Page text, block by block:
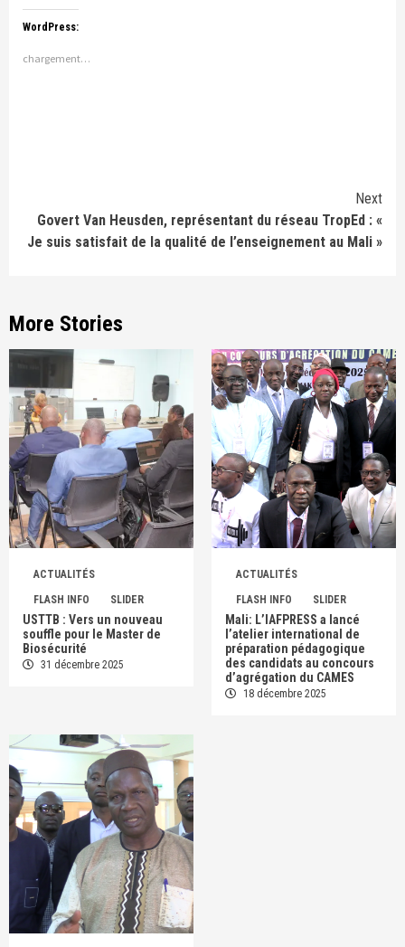
WordPress:
chargement…
Reading
Next
Govert Van Heusden, représentant du réseau TropEd : «
Je suis satisfait de la qualité de l’enseignement au Mali »
More Stories
ACTUALITÉS
FLASH INFO
SLIDER
USTTB : Vers un nouveau
souffle pour le Master de
Biosécurité
31 décembre 2025
ACTUALITÉS
FLASH INFO
SLIDER
Mali: L’IAFPRESS a lancé
l’atelier international de
préparation pédagogique
des candidats au concours
d’agrégation du CAMES
18 décembre 2025